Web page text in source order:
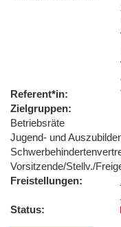
Referent*in
Zielgruppen
Betriebsräte
Jugend- und
Vorsitzende/Stellv./
Freistellungen
Status